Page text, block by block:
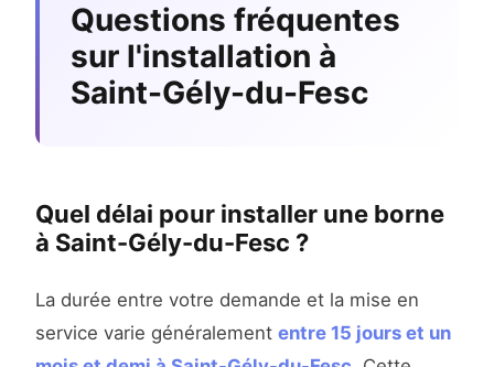
Questions fréquentes
sur l'installation à
Saint-Gély-du-Fesc
Quel délai pour installer une borne
à Saint-Gély-du-Fesc ?
La durée entre votre demande et la mise en
service varie généralement entre 15 jours et un